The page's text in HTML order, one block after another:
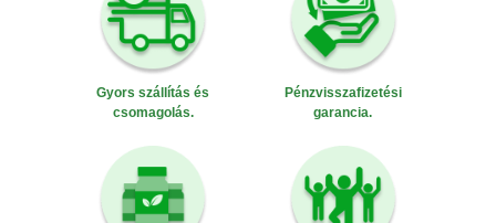
Gyors szállítás és
csomagolás.
Pénzvisszafizetési
garancia.